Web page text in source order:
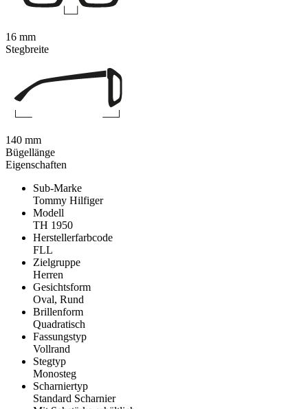
Eigenschaften
Sub-Marke
Tommy Hilfiger
Modell
TH 1950
Herstellerfarbcode
FLL
Zielgruppe
Herren
Gesichtsform
Oval, Rund
Brillenform
Quadratisch
Fassungstyp
Vollrand
Stegtyp
Monosteg
Scharniertyp
Standard Scharnier
16 mm
Stegbreite
140 mm
Bügellänge